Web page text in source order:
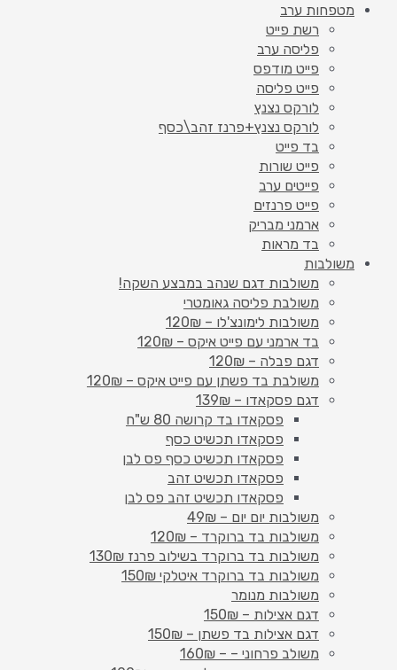
מטפחות ערב
רשת פייט
פליסה ערב
פייט מודפס
פייט פליסה
לורקס נצנץ
לורקס נצנץ+פרנז זהב\כסף
בד פייט
פייט שורות
פייטים ערב
פייט פרנזים
ארמני מבריק
בד מראות
משולבות
משולבות דגם שנהב במבצע השקה!
משולבת פליסה גאומטרי
משולבות לימונצ'לו – 120₪
בד ארמני עם פייט איקס – 120₪
דגם פבלה – 120₪
משולבת בד פשתן עם פייט איקס – 120₪
דגם פסקאדו – 139₪
פסקאדו בד קרושה 80 ש"ח
פסקאדו תכשיט כסף
פסקאדו תכשיט כסף פס לבן
פסקאדו תכשיט זהב
פסקאדו תכשיט זהב פס לבן
משולבות יום יום – 49₪
משולבות בד ברוקרד – 120₪
משולבות בד ברוקרד בשילוב פרנז 130₪
משולבות בד ברוקרד איטלקי 150₪
משולבות מנומר
דגם אצילות – 150₪
דגם אצילות בד פשתן – 150₪
משולב פרחוני – – 160₪